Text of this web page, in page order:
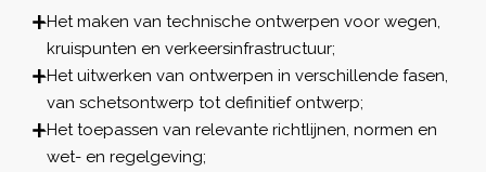
Het maken van technische ontwerpen voor wegen,
kruispunten en verkeersinfrastructuur;
Het uitwerken van ontwerpen in verschillende fasen,
van schetsontwerp tot definitief ontwerp;
Het toepassen van relevante richtlijnen, normen en
wet- en regelgeving;